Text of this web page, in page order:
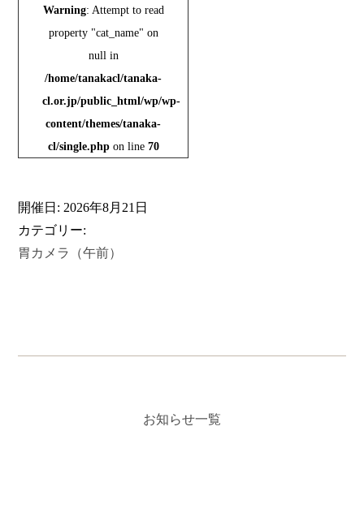
Warning: Attempt to read
property "cat_name" on
null in
/home/tanakacl/tanaka-
cl.or.jp/public_html/wp/wp-
content/themes/tanaka-
cl/single.phpon line 70
開催日: 2026年8月21日
カテゴリー:
胃カメラ（午前）
お知らせ一覧